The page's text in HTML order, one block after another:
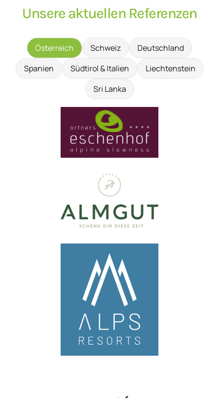
Unsere aktuellen Referenzen
Österreich Schweiz
Deutschland
Spanien
Südtirol & Italien
Liechtenstein
Sri Lanka